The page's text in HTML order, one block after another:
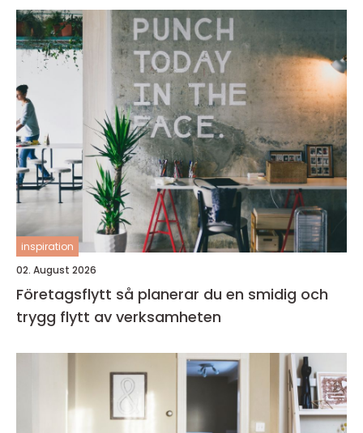
inspiration
02. August 2026
Företagsflytt så planerar du en smidig och
trygg flytt av verksamheten